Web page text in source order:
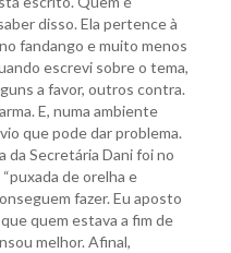
disso. Ela pertence à
fandango e muito menos
escrevi sobre o tema,
a favor, outros contra.
E, numa ambiente
que pode dar problema.
da Secretária Dani foi no
de orelha e
fazer. Eu aposto
quem estava a fim de
melhor. Afinal,